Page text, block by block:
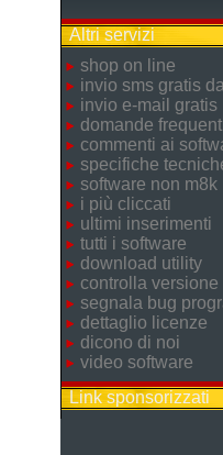
Altri servizi
shop on line
invio sms gratis
invio e-mail gratis
domande
commenti ai
specifiche
software non m8k
i più cliccati
ultimi inserimenti
tutti i software
download utility
controlla versione
segnala bug
dettaglio licenze
dicono di noi
video software
Link sponsorizzati